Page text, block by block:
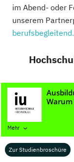
Zur Studienbroschüre
Mehr
im Abend- oder
unserem
Bachelor